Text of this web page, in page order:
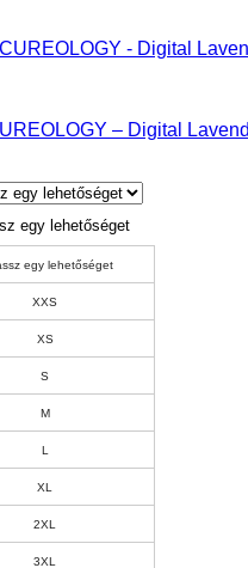
– Digital
egy lehetőséget
egy lehetőséget
XXS
XS
S
M
L
XL
2XL
3XL